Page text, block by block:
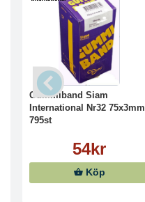
Gummiband Siam
International Nr32 75x3mm
795st
54kr
Köp